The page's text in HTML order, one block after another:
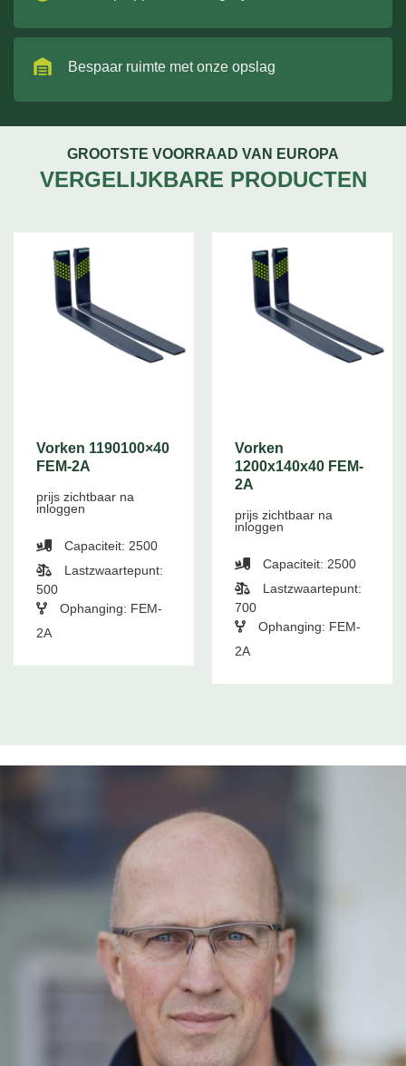
Bespaar ruimte met onze opslag
GROOTSTE VOORRAAD VAN EUROPA
VERGELIJKBARE PRODUCTEN
Vorken 1190100×40
FEM-2A
prijs zichtbaar na
inloggen
Capaciteit: 2500
Lastzwaartepunt:
500
Ophanging: FEM-
2A
Vorken
1200x140x40 FEM-
2A
prijs zichtbaar na
inloggen
Capaciteit: 2500
Lastzwaartepunt:
700
Ophanging: FEM-
2A